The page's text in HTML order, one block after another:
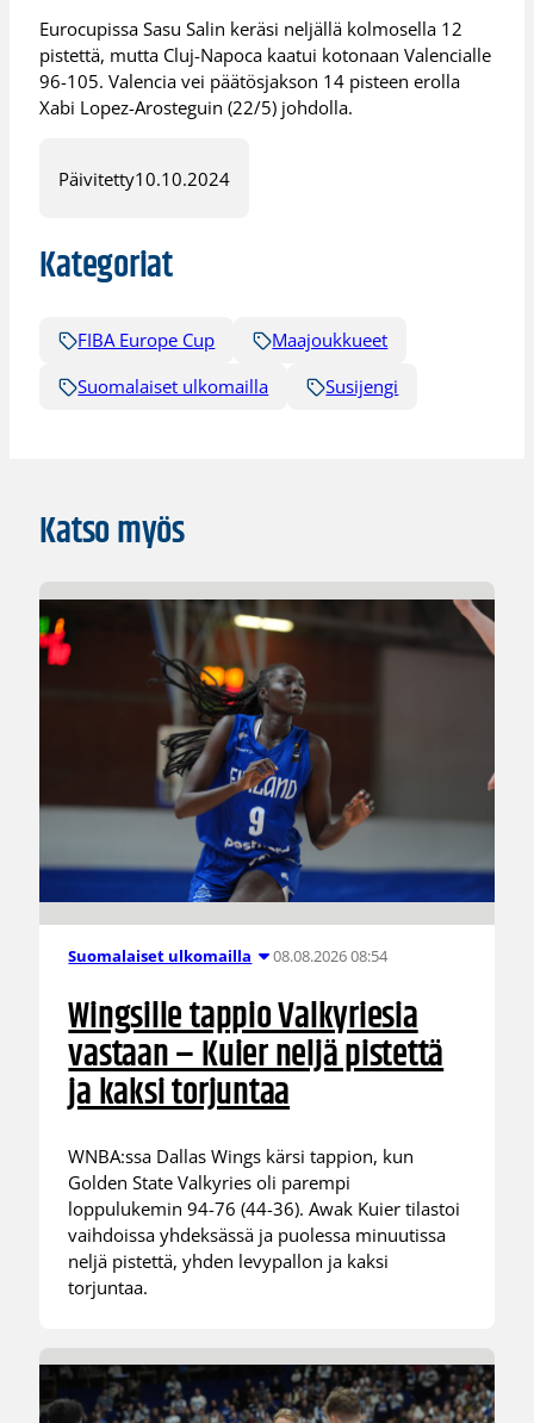
Eurocupissa Sasu Salin keräsi neljällä kolmosella 12
pistettä, mutta Cluj-Napoca kaatui kotonaan Valencialle
96-105. Valencia vei päätösjakson 14 pisteen erolla
Xabi Lopez-Arosteguin (22/5) johdolla.
Päivitetty10.10.2024
Kategoriat
FIBA Europe Cup
Maajoukkueet
Suomalaiset ulkomailla
Susijengi
Katso myös
Suomalaiset ulkomailla 08.08.2026 08:54
Wingsille tappio Valkyriesia
vastaan – Kuier neljä pistettä
ja kaksi torjuntaa
WNBA:ssa Dallas Wings kärsi tappion, kun
Golden State Valkyries oli parempi
loppulukemin 94-76 (44-36). Awak Kuier tilastoi
vaihdoissa yhdeksässä ja puolessa minuutissa
neljä pistettä, yhden levypallon ja kaksi
torjuntaa.